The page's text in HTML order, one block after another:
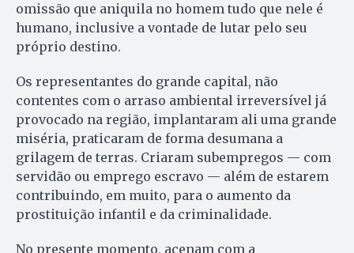
omissão que aniquila no homem tudo que nele é
humano, inclusive a vontade de lutar pelo seu
próprio destino.
Os representantes do grande capital, não
contentes com o arraso ambiental irreversível já
provocado na região, implantaram ali uma grande
miséria, praticaram de forma desumana a
grilagem de terras. Criaram subempregos — com
servidão ou emprego escravo — além de estarem
contribuindo, em muito, para o aumento da
prostituição infantil e da criminalidade.
No presente momento, acenam com a